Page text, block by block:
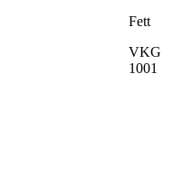
Fett
VKG
1001